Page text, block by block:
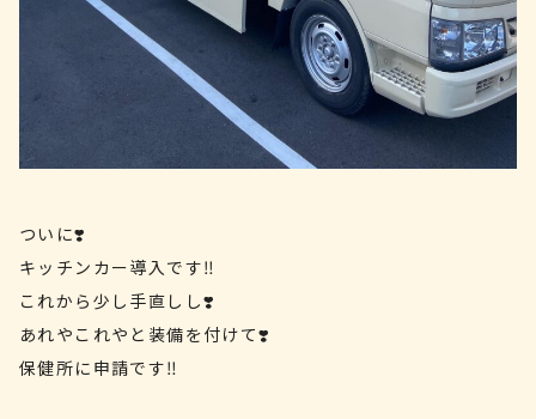
ついに❣️
キッチンカー導入です‼️
これから少し手直しし❣️
あれやこれやと装備を付けて❣️
保健所に申請です‼️